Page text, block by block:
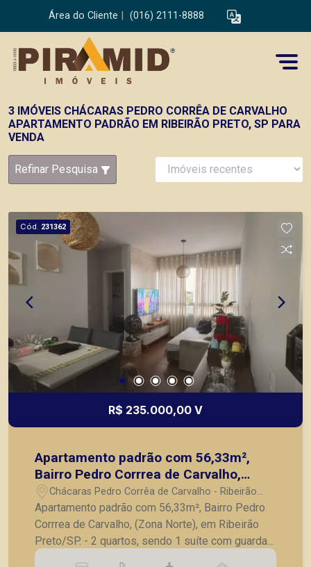
Área do Cliente (016) 2111-8888
3 IMÓVEIS CHÁCARAS PEDRO CORRÊA DE CARVALHO
APARTAMENTO PADRÃO EM RIBEIRÃO PRETO, SP PARA
VENDA
Refinar Pesquisa
Cód. 231362
R$ 235.000,00 V
Apartamento padrão com 56,33m²,
Bairro Pedro Corrrea de Carvalho,
(Zona Norte), em Ribeirão Preto/SP.
Chácaras Pedro Corrêa de Carvalho - Ribeirão
Preto/SP
Apartamento padrão com 56,33m², Bairro Pedro
Corrrea de Carvalho, (Zona Norte), em Ribeirão
Preto/SP. - 2 quartos, sendo 1 suíte com guarda
roupa; - Banheiro social; - Sala para 2 ambientes;